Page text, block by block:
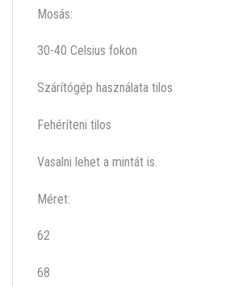
Mosás:
30-40 Celsius fokon
Szárítógép használata tilos
Fehéríteni tilos
Vasalni lehet a mintát is.
Méret:
62
68